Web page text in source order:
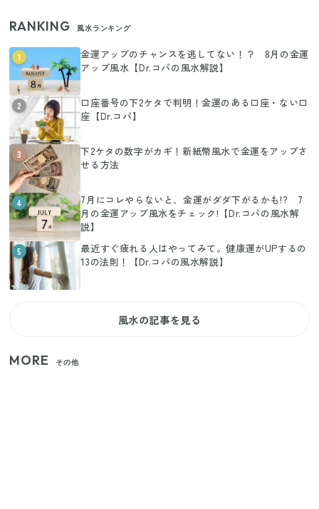
RANKING 風水ランキング
1
金運アップのチャンスを逃してない！？ 8月の金運
アップ風水【Dr.コパの風水解説】
2
口座番号の下2ケタで判明！金運のある口座・ない口
座【Dr.コパ】
3
下2ケタの数字がカギ！新紙幣風水で金運をアップさ
せる方法
4
7月にコレやらないと、金運がダダ下がるかも!? 7
月の金運アップ風水をチェック!【Dr.コパの風水解
説】
5
最近すぐ疲れる人はやってみて。健康運がUPするの
13の法則！【Dr.コパの風水解説】
風水の記事を見る
MORE その他